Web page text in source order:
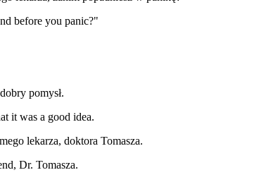
before you panic?"
pomysł.
it was a good idea.
lekarza, doktora Tomasza.
Dr. Tomasza.